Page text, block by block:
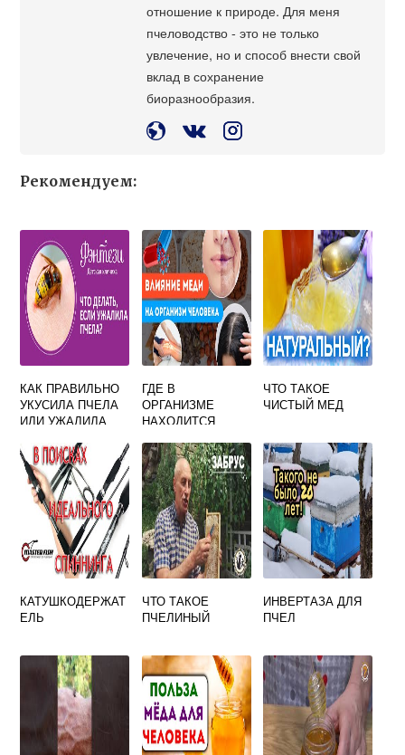
отношение к природе. Для меня
пчеловодство - это не только
увлечение, но и способ внести свой
вклад в сохранение
биоразнообразия.
Рекомендуем:
КАК ПРАВИЛЬНО
УКУСИЛА ПЧЕЛА
ИЛИ УЖАЛИЛА
ГДЕ В
ОРГАНИЗМЕ
НАХОДИТСЯ
ЧТО ТАКОЕ
ЧИСТЫЙ МЕД
КАТУШКОДЕРЖАТ
ЕЛЬ
ЧТО ТАКОЕ
ПЧЕЛИНЫЙ
ИНВЕРТАЗА ДЛЯ
ПЧЕЛ